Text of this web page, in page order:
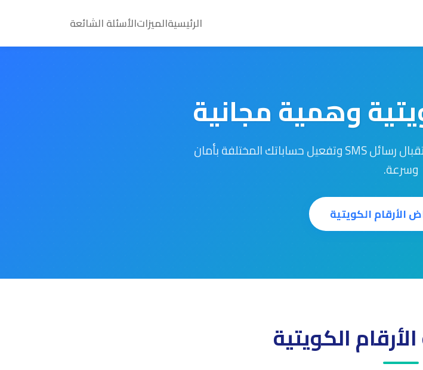
الرئيسيةالميزاتالأسئلة الشائعة
وهمية مجانية
احصل على رقم هاتف كويتي مؤقت لاستقبال رسائل SMS وتفعيل حساباتك المختلفة بأمان
وسرعة.
الأرقام الكويتية
الكويتية